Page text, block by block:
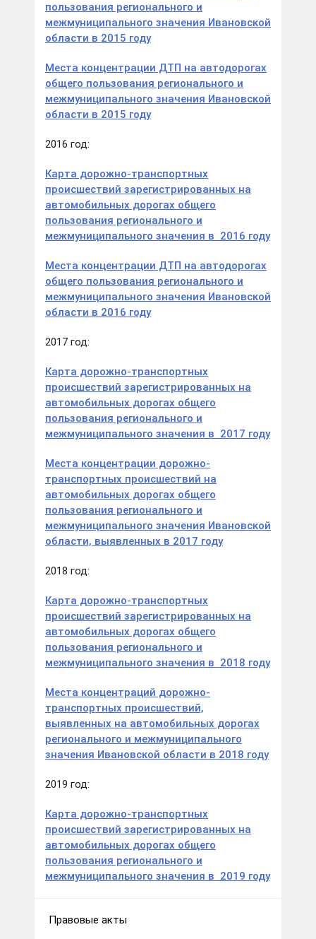
пользования регионального и
межмуниципального значения Ивановской
области в 2015 году
Места концентрации ДТП на автодорогах
общего пользования регионального и
межмуниципального значения Ивановской
области в 2015 году
2016 год:
Карта дорожно-транспортных
происшествий зарегистрированных на
автомобильных дорогах общего
пользования регионального и
межмуниципального значения в 2016 году
Места концентрации ДТП на автодорогах
общего пользования регионального и
межмуниципального значения Ивановской
области в 2016 году
2017 год:
Карта дорожно-транспортных
происшествий зарегистрированных на
автомобильных дорогах общего
пользования регионального и
межмуниципального значения в 2017 году
Места концентрации дорожно-
транспортных происшествий на
автомобильных дорогах общего
пользования регионального и
межмуниципального значения Ивановской
области, выявленных в 2017 году
2018 год:
Карта дорожно-транспортных
происшествий зарегистрированных на
автомобильных дорогах общего
пользования регионального и
межмуниципального значения в 2018 году
Места концентраций дорожно-
транспортных происшествий,
выявленных на автомобильных дорогах
регионального и межмуниципального
значения Ивановской области в 2018 году
2019 год:
Карта дорожно-транспортных
происшествий зарегистрированных на
автомобильных дорогах общего
пользования регионального и
межмуниципального значения в 2019 году
Правовые акты